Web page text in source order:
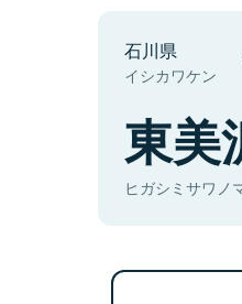
石川県
イシカワケン
東美
ヒガシミサワノ